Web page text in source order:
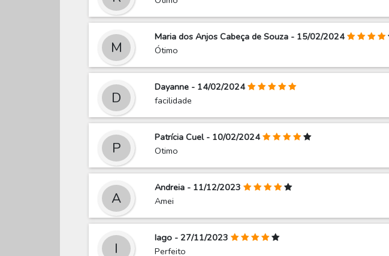
M
Maria dos Anjos Cabeça de Souza - 15/02/2024
Ótimo
D
Dayanne - 14/02/2024
facilidade
P
Patrícia Cuel - 10/02/2024
Otimo
A
Andreia - 11/12/2023
Amei
I
Iago - 27/11/2023
Perfeito